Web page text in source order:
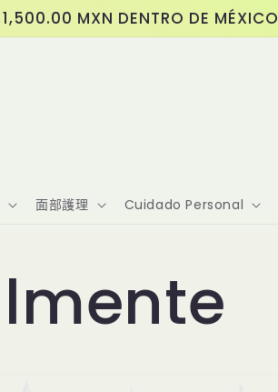
MXN DENTRO DE MÉXICO
面部護理 Cuidado Personal